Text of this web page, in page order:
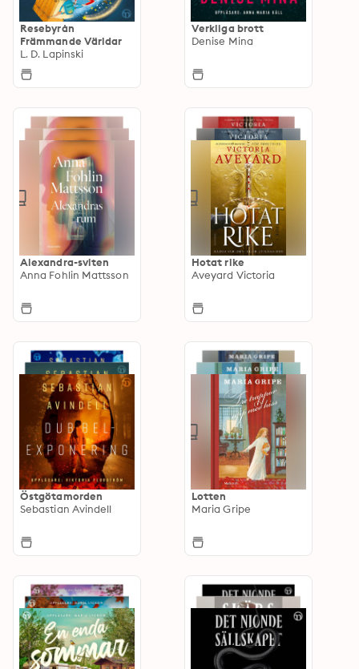
Resebyrån
Främmande Världar
L. D. Lapinski
Verkliga brott
Denise Mina
Alexandra-sviten
Anna Fohlin Mattsson
Hotat rike
Aveyard Victoria
Östgötamorden
Sebastian Avindell
Lotten
Maria Gripe